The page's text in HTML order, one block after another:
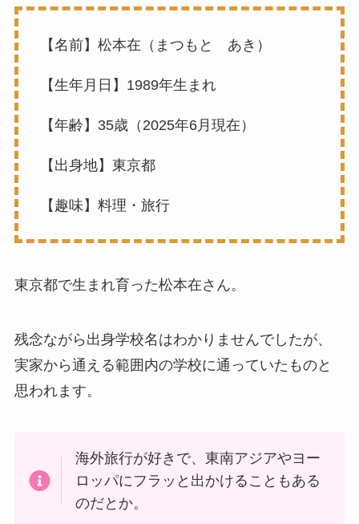
【名前】松本在（まつもと あき）
【生年月日】1989年生まれ
【年齢】35歳（2025年6月現在）
【出身地】東京都
【趣味】料理・旅行
東京都で生まれ育った松本在さん。
残念ながら出身学校名はわかりませんでしたが、
実家から通える範囲内の学校に通っていたものと
思われます。
海外旅行が好きで、東南アジアやヨー
ロッパにフラッと出かけることもある
のだとか。